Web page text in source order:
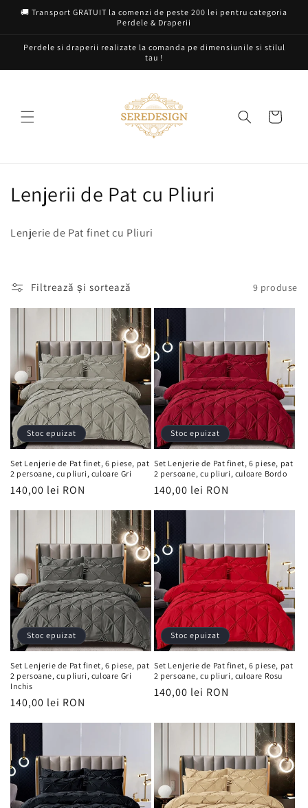
Salt la
conținut
🚚 Transport GRATUIT la comenzi de peste 200 lei pentru categoria
Perdele & Draperii
Perdele si draperii realizate la comanda pe dimensiunile si stilul
tau !
Coș
C
c
e
:
Lenjerii de Pat cu Pliuri
Lenjerie de Pat finet cu Pliuri
Filtrează și sortează 9 produse
Stoc epuizat
Set Lenjerie de Pat finet, 6 piese, pat
2 persoane, cu pliuri, culoare Gri
Preț
140,00 lei RON
Stoc epuizat
Set Lenjerie de Pat finet, 6 piese, pat
2 persoane, cu pliuri, culoare Bordo
Preț
140,00 lei RON
Stoc epuizat
Set Lenjerie de Pat finet, 6 piese, pat
2 persoane, cu pliuri, culoare Gri
Inchis
Preț
140,00 lei RON
Stoc epuizat
Set Lenjerie de Pat finet, 6 piese, pat
2 persoane, cu pliuri, culoare Rosu
Preț
140,00 lei RON